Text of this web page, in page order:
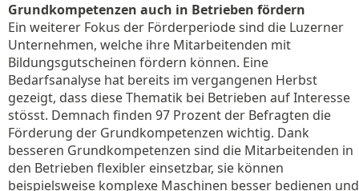
Grundkompetenzen auch in Betrieben fördern
Ein weiterer Fokus der Förderperiode sind die Luzerner
Unternehmen, welche ihre Mitarbeitenden mit
Bildungsgutscheinen fördern können. Eine
Bedarfsanalyse hat bereits im vergangenen Herbst
gezeigt, dass diese Thematik bei Betrieben auf Interesse
stösst. Demnach finden 97 Prozent der Befragten die
Förderung der Grundkompetenzen wichtig. Dank
besseren Grundkompetenzen sind die Mitarbeitenden in
den Betrieben flexibler einsetzbar, sie können
beispielsweise komplexe Maschinen besser bedienen und